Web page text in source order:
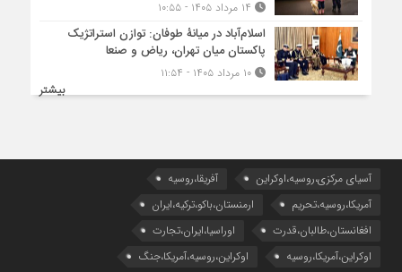
اسلام‌آباد در میانۀ طوفان: توازن استراتژیک
پاکستان میان تهران، ریاض و صنعا
۱۰ مرداد ۱۴۰۵ - ۱۱:۵۴
بیشتر
آسیای مرکزی،روسیه،اوکراین
آفریقا،روسیه
آمریکا،روسیه،تحریم
ارمنستان،باکو،ترکیه،ایران
افغانستان،طالبان،قدرت
اوراسیا،ایران،تجارت
اوکراین،آمریکا،روسیه
اوکراین،روسیه،آمریکا،جنگ